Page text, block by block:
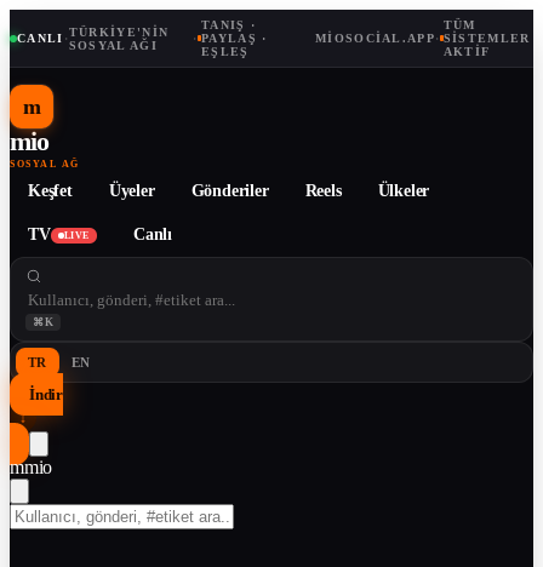
CANLI ·TÜRKIYE'NIN
SOSYAL AĞI
·
TANIŞ ·
PAYLAŞ ·
EŞLEŞ
MIOSOCIAL.APP·
TÜM
SISTEMLER
AKTIF
m
mio
SOSYAL AĞ
Keşfet Üyeler Gönderiler Reels Ülkeler
TV LIVE Canlı
⌘K
TR EN
İndir
↓
mmio